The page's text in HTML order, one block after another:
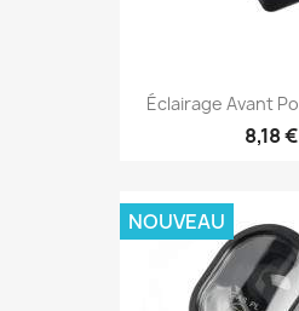
Éclairage Avant
8,18 €
NOUVEAU